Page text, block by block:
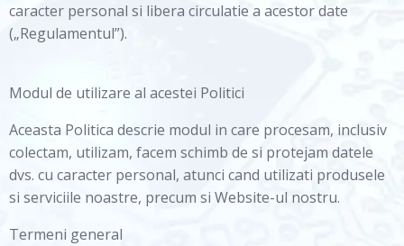
caracter personal si libera circulatie a acestor date
(„Regulamentul”).
Modul de utilizare al acestei Politici
Aceasta Politica descrie modul in care procesam, inclusiv
colectam, utilizam, facem schimb de si protejam datele
dvs. cu caracter personal, atunci cand utilizati produsele
si serviciile noastre, precum si Website-ul nostru.
Termeni general